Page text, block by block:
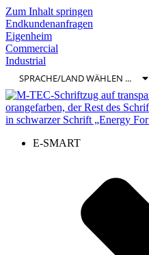
Zum Inhalt springen
Endkundenanfragen
Eigenheim
Commercial
Industrial
E-SMART